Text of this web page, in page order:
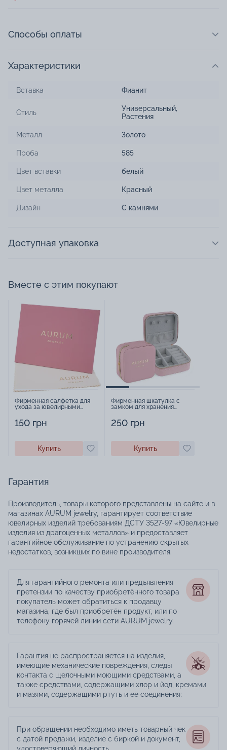
Способы оплаты
Характеристики
Вставка Фианит
Стиль Универсальный,
Растения
Металл Золото
Проба 585
Цвет вставки белый
Цвет металла Красный
Дизайн С камнями
Доступная упаковка
Вместе с этим покупают
Фирменная салфетка для
ухода за ювелирными
150 грн
Купить
Фирменная шкатулка с
замком для хранения
250 грн
Купить
Гарантия
Производитель, товары которого представлены на сайте и в
магазинах AURUM jewelry, гарантирует соответствие
ювелирных изделий требованиям ДСТУ 3527-97 «Ювелирные
изделия из драгоценных металлов» и предоставляет
гарантийное обслуживание по устранению скрытых
недостатков, возникших по вине производителя.
Для гарантийного ремонта или предъявления
претензии по качеству приобретённого товара
покупатель может обратиться к продавцу
магазина, где был приобретён продукт, или по
телефону горячей линии сети AURUM jewelry.
Гарантия не распространяется на изделия,
имеющие механические повреждения, следы
контакта с щелочными моющими средствами, а
также средствами, содержащими хлор и йод, кремами
и мазями, содержащими ртуть и её соединения;
При обращении необходимо иметь товарный чек
с датой продажи, изделие с биркой и документ,